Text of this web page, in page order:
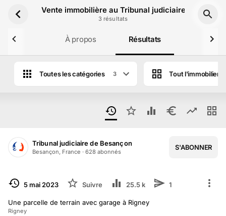
Vente immobilière au Tribunal judiciaire de
3 résultats
À propos Résultats
Toutes les catégories 3 Tout l'immobilier
Tribunal judiciaire de Besançon
Besançon, France · 628 abonnés
S'ABONNER
TERMINÉ5 mai 2023 Suivre 25.5 k 1
Une parcelle de terrain avec garage à Rigney
Rigney